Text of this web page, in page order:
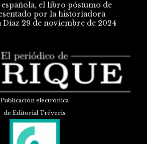
el libro póstumo de
por la historiadora
Díaz 29 de noviembre de 2024
Publicación electrónica
de Editorial Tréveris